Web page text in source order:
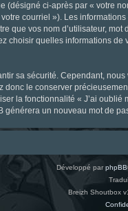
(désigné ci-après par « votre
courriel »). Les
que vos nom d’utilisateur,
choisir quelles informations
sa sécurité. Cependant,
le conserver
la fonctionnalité « J’ai
un nouveau mot de
Développé parphpBB
Breizh Shoutbox